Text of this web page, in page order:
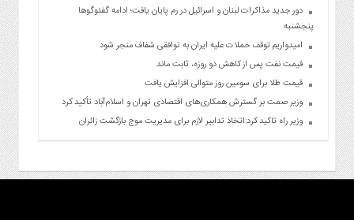
دور جدید مذاکرات لبنان و اسرائیل در رم پایان یافت؛ ادامه گفتوگوها
پنجشنبه
امیدواریم توقف حملات علیه ایران به توافقی شفاف منجر شود
قیمت نفت پس از کاهش دو روزه، ثابت ماند
قیمت طلا برای سومین روز متوالی افزایش یافت
وزیر صمت بر گسترش همکاری‌های اقتصادی تهران و اسلام‌آباد تأکید کرد
وزیر راه تاکید کرد:اتخاذ تدابیر لازم برای مدیریت موج بازگشت زائران